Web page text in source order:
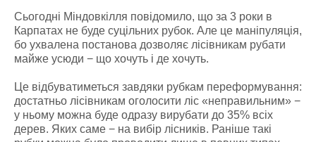
Сьогодні Міндовкілля повідомило, що за 3 роки в
Карпатах не буде суцільних рубок. Але це маніпуляція,
бо ухвалена постанова дозволяє лісівникам рубати
майже усюди − що хочуть і де хочуть.
Це відбуватиметься завдяки рубкам переформування:
достатньо лісівникам оголосити ліс «неправильним» −
у ньому можна буде одразу вирубати до 35% всіх
дерев. Яких саме − на вибір лісників. Раніше такі